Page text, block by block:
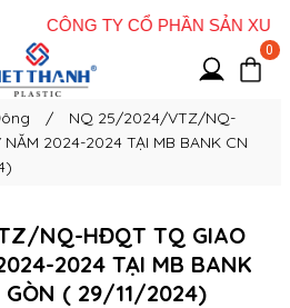
0
/
NQ 25/2024/VTZ/NQ-
2024-2024 TẠI MB BANK CN
NQ-HĐQT TQ GIAO
2024 TẠI MB BANK
GÒN ( 29/11/2024)